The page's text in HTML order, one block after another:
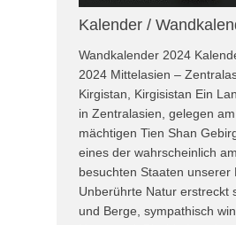
Kalender /
Wandkalender 2024
2024 Mittelasien –
Kirgistan, Kirgisistan Ein
in Zentralasien, gelegen
mächtigen Tien Shan
eines der wahrscheinlich
besuchten Staaten unserer
Unberührte Natur erstreckt
und Berge, sympathisch